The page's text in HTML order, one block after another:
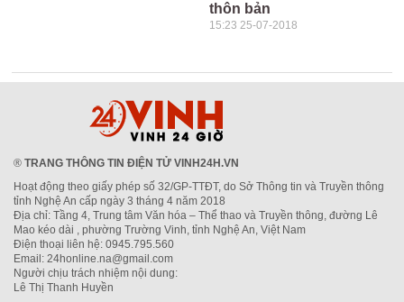
thôn bản
15:23 25-07-2018
® TRANG THÔNG TIN ĐIỆN TỬ VINH24H.VN
Hoạt động theo giấy phép số 32/GP-TTĐT, do Sở Thông tin và Truyền thông
tỉnh Nghệ An cấp ngày 3 tháng 4 năm 2018
Địa chỉ: Tầng 4, Trung tâm Văn hóa – Thể thao và Truyền thông, đường Lê
Mao kéo dài , phường Trường Vinh, tỉnh Nghệ An, Việt Nam
Điện thoại liên hệ: 0945.795.560
Email: 24honline.na@gmail.com
Người chịu trách nhiệm nội dung:
Lê Thị Thanh Huyền